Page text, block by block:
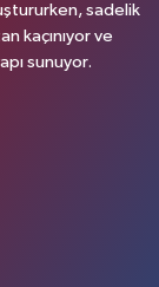
sadelik
kaçınıyor ve
sunuyor.